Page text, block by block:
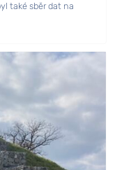
také sběr dat na